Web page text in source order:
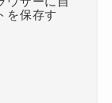
を保存す